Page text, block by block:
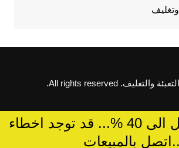
خصومات تصل الى 40 %... قد توجد اخطاء
..اتصل بالمبيعات